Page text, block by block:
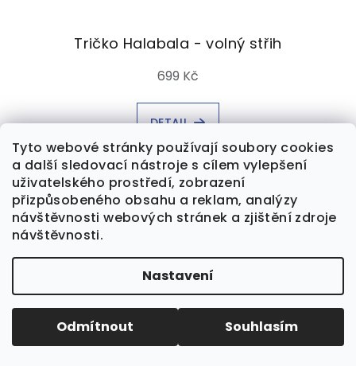
Tyto webové stránky používají soubory cookies
a další sledovací nástroje s cílem vylepšení
uživatelského prostředí, zobrazení
přizpůsobeného obsahu a reklam, analýzy
návštěvnosti webových stránek a zjištění zdroje
návštěvnosti.
Nastavení
Odmítnout Souhlasím
Tričko Halabala - volný střih
699 Kč
DETAIL